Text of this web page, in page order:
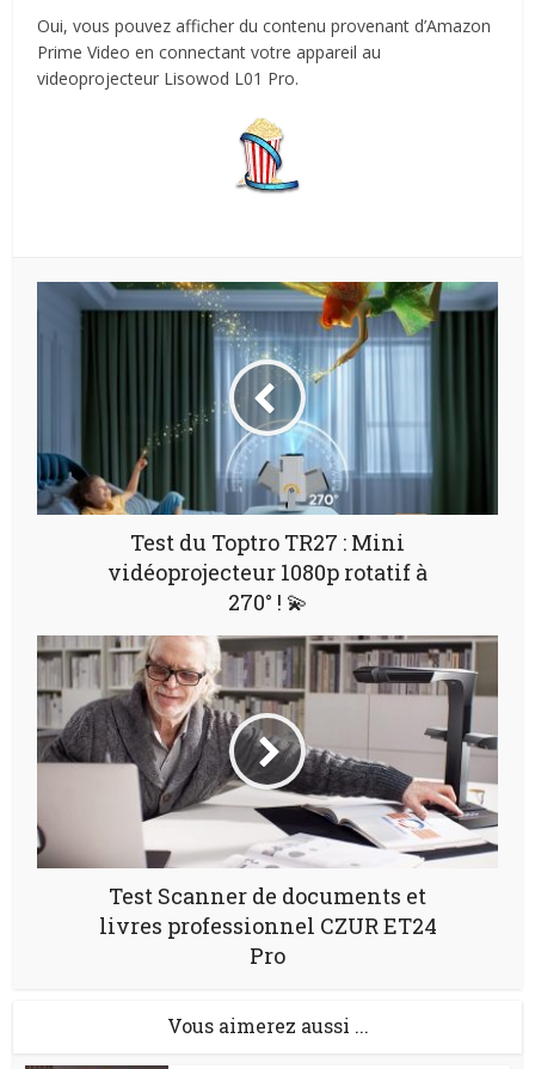
Oui, vous pouvez afficher du contenu provenant d’Amazon
Prime Video en connectant votre appareil au
videoprojecteur Lisowod L01 Pro.
Test du Toptro TR27 : Mini
vidéoprojecteur 1080p rotatif à
270° ! 💫
Test Scanner de documents et
livres professionnel CZUR ET24
Pro
Vous aimerez aussi ...